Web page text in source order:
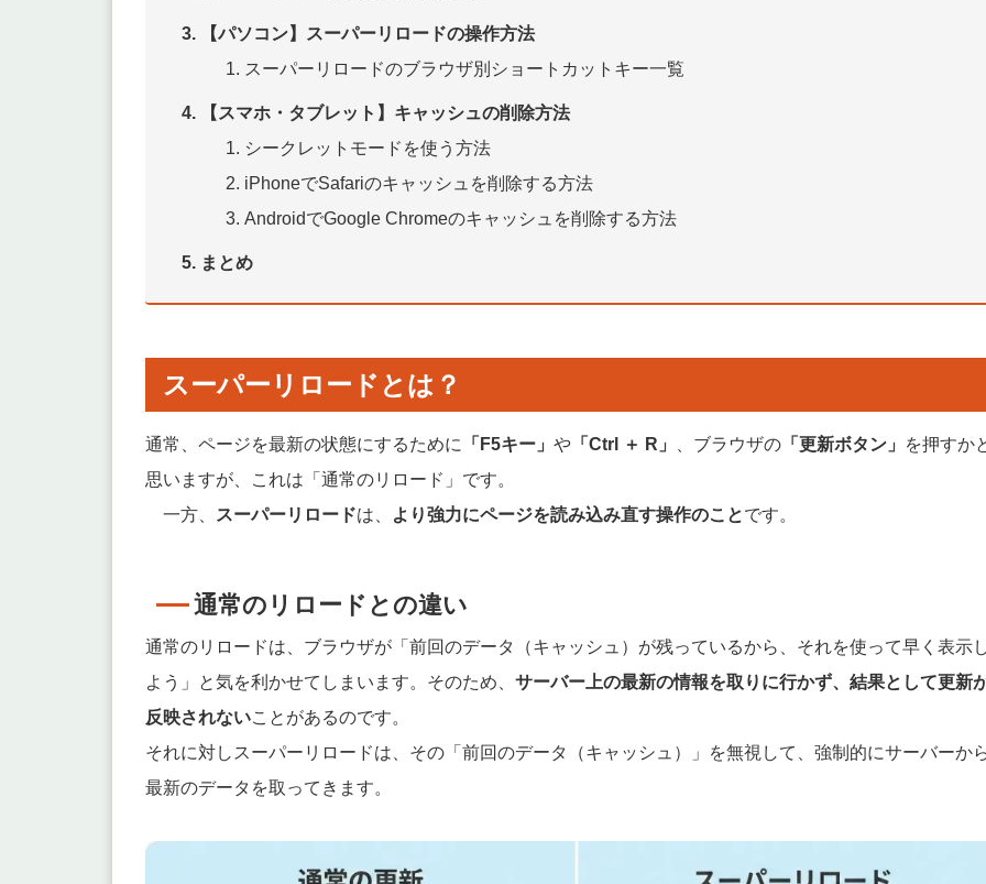
【パソコン】スーパーリロードの操作方法
スーパーリロードのブラウザ別ショートカットキー一覧
【スマホ・タブレット】キャッシュの削除方法
シークレットモードを使う方法
iPhoneでSafariのキャッシュを削除する方法
AndroidでGoogle Chromeのキャッシュを削除する方法
まとめ
スーパーリロードとは？
通常、ページを最新の状態にするために 「F5キー」 や 「Ctrl ＋ R」 、ブラウザの 「更新ボタン」
を押すか
思いますが、これは「通常のリロード」です。
一方、
スーパーリロードは、 より強力にページを読み込み直す操作のことです。
通常のリロードとの違い
通常のリロードは、ブラウザが「前回のデータ（キャッシュ）が残っているから、それを使って早く表示
よう」と気を利かせてしまいます。そのため、 サーバー上の最新の情報を取りに行かず、結果として更新
反映されないことがあるのです。
それに対しスーパーリロードは、その「前回のデータ（キャッシュ）」を無視して、強制的にサーバーか
最新のデータを取ってきます。